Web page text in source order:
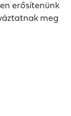
erősítenünk
meg